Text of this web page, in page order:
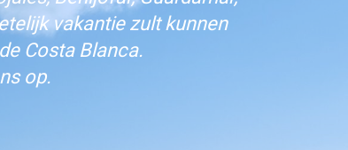
vakantie zult kunnen
Costa Blanca.
op.